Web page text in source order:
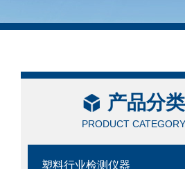
产品分类
PRODUCT CATEGORY
塑料行业检测仪器